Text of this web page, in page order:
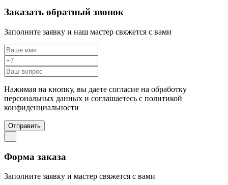
Заказать обратный звонок
Заполните заявку и наш мастер свяжется с вами
Нажимая на кнопку, вы даете согласие на обработку
персональных данных и соглашаетесь c политикой
конфиденциальности
Отправить
Форма заказа
Заполните заявку и мастер свяжется с вами